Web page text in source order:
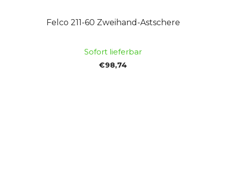
Felco 211-60 Zweihand-Astschere
Sofort lieferbar
€98,74